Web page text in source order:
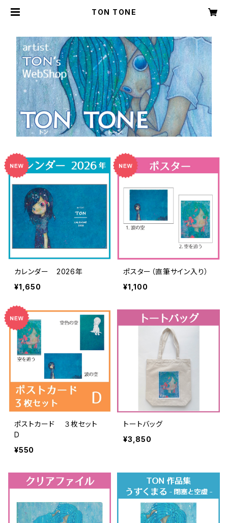
TON TONE
カレンダー 2026年
¥1,650
ポスター（直筆サイン入り）
¥1,100
ポストカード ３枚セット
D
¥550
トートバッグ
¥3,850